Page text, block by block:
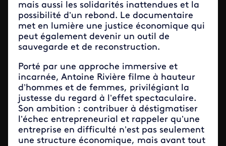
mais aussi les solidarités inattendues et la
possibilité d’un rebond. Le documentaire
met en lumière une justice économique qui
peut également devenir un outil de
sauvegarde et de reconstruction.
Porté par une approche immersive et
incarnée, Antoine Rivière filme à hauteur
d’hommes et de femmes, privilégiant la
justesse du regard à l’effet spectaculaire.
Son ambition : contribuer à déstigmatiser
l’échec entrepreneurial et rappeler qu’une
entreprise en difficulté n’est pas seulement
une structure économique, mais avant tout